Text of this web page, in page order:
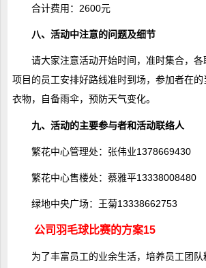
合计费用：2600元
八、活动中注意的问题及细节
请大家注意活动开始时间，准时集合，
项目的员工安排好路线准时到场，参加者在的
衣物，自备雨伞，预防天气变化。
九、活动的主要参与者和活动联络人
繁花中心管理处：张伟业1378669430
繁花中心售楼处：蔡雅平13338008480
绿地中央广场：王菊13338662753
公司羽毛球比赛的方案15
为了丰富员工的业余生活，培养员工团